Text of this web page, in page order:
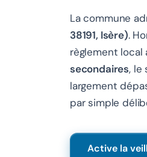
La commune
38191, Isère).
règlement
secondaires, le
largement
par simple
Active la